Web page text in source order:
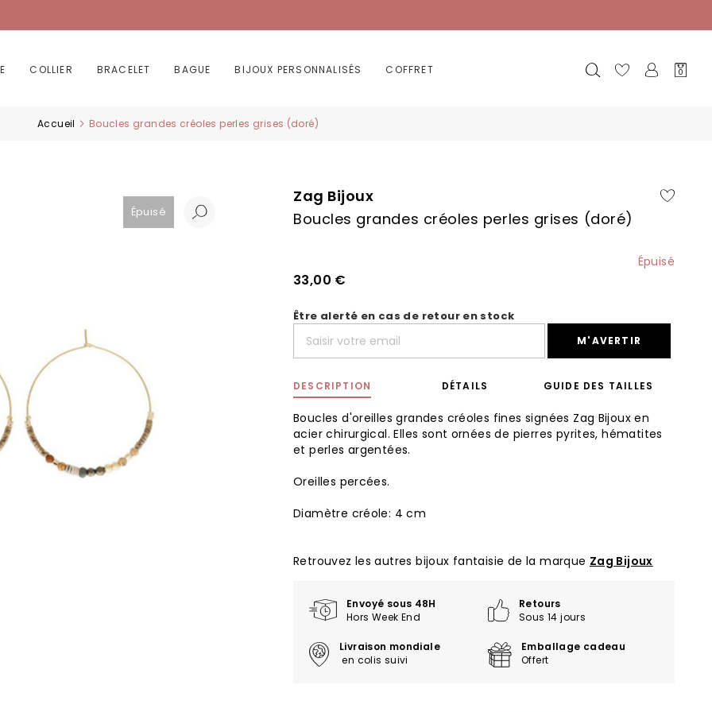
COLLIER BRACELET BAGUE BIJOUX PERSONNALISÉS COFFRET
Mon
0
Accueil Boucles grandes créoles perles grises (doré)
Zag Bijoux
Boucles grandes créoles perles grises (doré)
Épuisé
33,00 €
Être alerté en cas de retour en stock
M'AVERTIR
DESCRIPTION
Boucles d'oreilles grandes créoles fines signées Zag Bijoux en
acier chirurgical. Elles sont ornées de pierres pyrites, hématites
et perles argentées.
Oreilles percées.
Diamètre créole: 4 cm
Retrouvez les autres bijoux fantaisie de la marque Zag Bijoux
DÉTAILS GUIDE DES TAILLES
Envoyé sous 48H
Hors Week End
Retours
Sous 14 jours
Livraison mondiale
en colis suivi
Emballage cadeau
Offert
Épuisé